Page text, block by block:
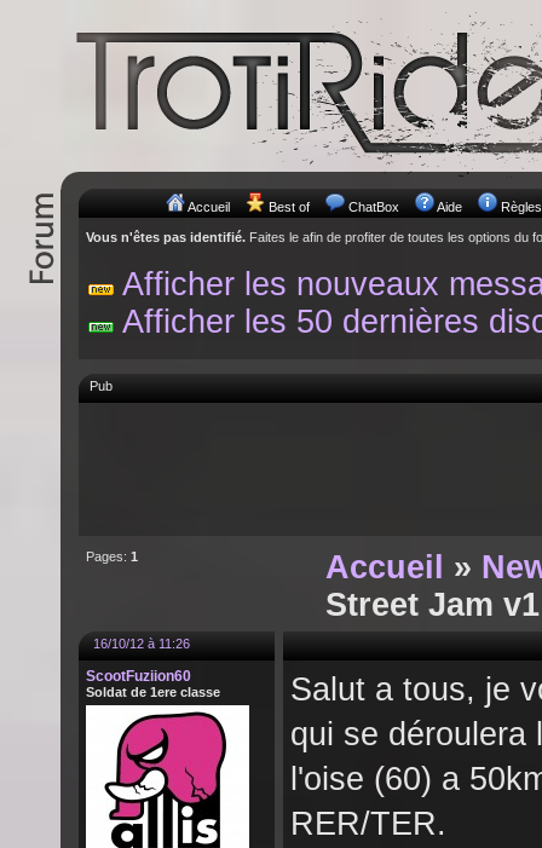
Accueil Best of ChatBox Aide Règles
Vous n'êtes pas identifié. Faites le afin de profiter de toutes les options du
Afficher les nouveaux
Afficher les 50 dernières
Pub
Pages: 1 Accueil »
Street Jam v1
16/10/12 à 11:26
ScootFuziion60
Soldat de 1ere classe
Salut a tous, je
qui se déroulera
l'oise (60) a
RER/TER.